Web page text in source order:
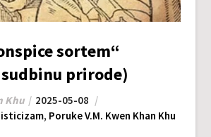
sortem“
prirode)
Khu
2025-05-08
, Poruke V.M. Kwen Khan Khu